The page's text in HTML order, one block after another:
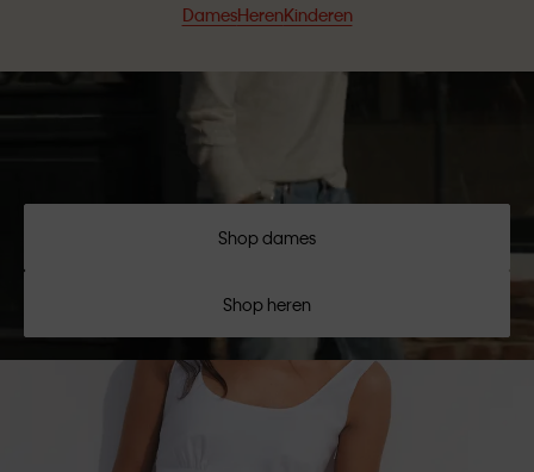
DamesHerenKinderen
Shop dames
Shop heren